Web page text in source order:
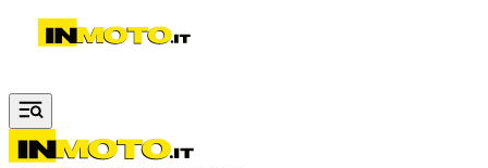
Vai al contenuto principale